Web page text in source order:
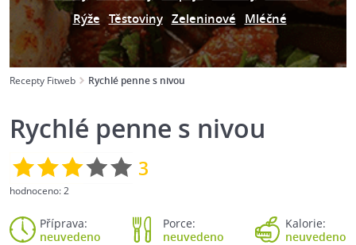
Rýže Těstoviny Zeleninové Mléčné
Recepty Fitweb Rychlé penne s nivou
Rychlé penne s nivou
3
hodnoceno:2
Příprava:
neuvedeno
Porce:
neuvedeno
Kalorie:
neuvedeno